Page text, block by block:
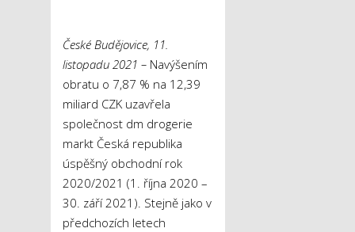
České Budějovice, 11.
listopadu 2021 – Navýšením
obratu o 7,87 % na 12,39
miliard CZK uzavřela
společnost dm drogerie
markt Česká republika
úspěšný obchodní rok
2020/2021 (1. října 2020 –
30. září 2021). Stejně jako v
předchozích letech